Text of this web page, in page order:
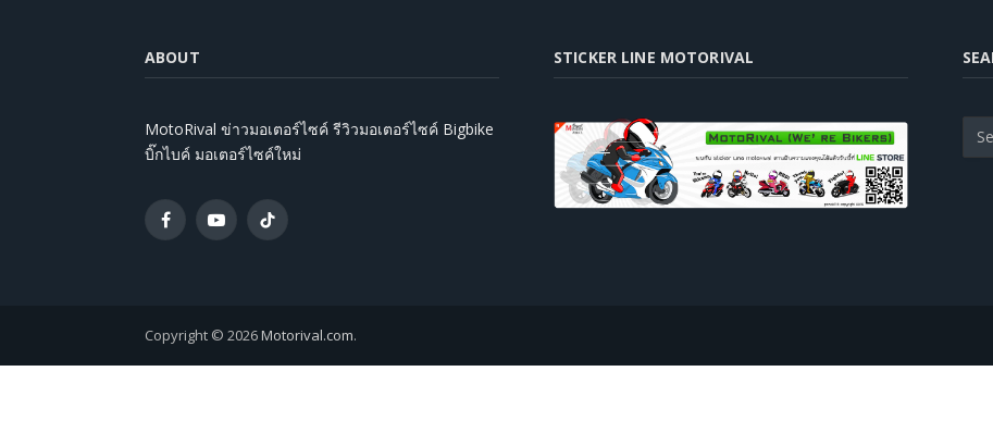
ABOUT
MotoRival ข่าวมอเตอร์ไซค์ รีวิวมอเตอร์ไซค์ Bigbike
บิ๊กไบค์ มอเตอร์ไซค์ใหม่
FacebookYouTubeTikTok
STICKER LINE MOTORIVAL
Copyright © 2026Motorival.com.